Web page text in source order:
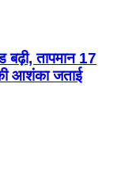
तापमान 17
आशंका जताई